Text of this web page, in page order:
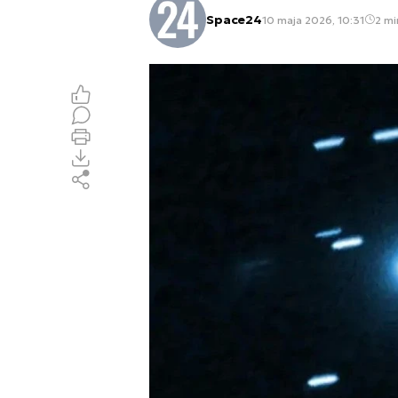
Space2410 maja 2026, 10:31 2